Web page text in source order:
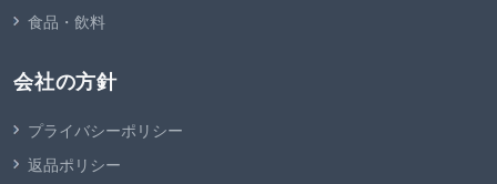
食品・飲料
会社の方針
プライバシーポリシー
返品ポリシー